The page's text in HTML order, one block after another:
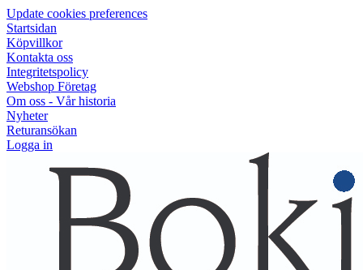
Update cookies preferences
Startsidan
Köpvillkor
Kontakta oss
Integritetspolicy
Webshop Företag
Om oss - Vår historia
Nyheter
Returansökan
Logga in